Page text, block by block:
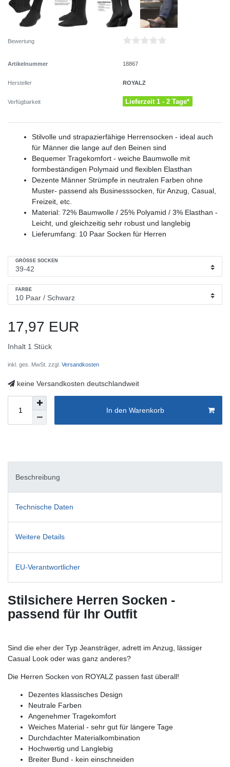
Bewertung
Artikelnummer 18867
Hersteller ROYALZ
Verfügbarkeit Lieferzeit 1 - 2 Tage*
Stilvolle und strapazierfähige Herrensocken - ideal auch
für Männer die lange auf den Beinen sind
Bequemer Tragekomfort - weiche Baumwolle mit
formbeständigen Polymaid und flexiblen Elasthan
Dezente Männer Strümpfe in neutralen Farben ohne
Muster- passend als Businesssocken, für Anzug, Casual,
Freizeit, etc.
Material: 72% Baumwolle / 25% Polyamid / 3% Elasthan -
Leicht, und gleichzeitig sehr robust und langlebig
Lieferumfang: 10 Paar Socken für Herren
GRÖSSE SOCKEN
FARBE
17,97 EUR
Inhalt 1 Stück
inkl. ges. MwSt. zzgl. Versandkosten
keine Versandkosten deutschlandweit
In den Warenkorb
Beschreibung
Technische Daten
Weitere Details
EU-Verantwortlicher
Stilsichere Herren Socken -
passend für Ihr Outfit
Sind die eher der Typ Jeansträger, adrett im Anzug, lässiger
Casual Look oder was ganz anderes?
Die Herren Socken von ROYALZ passen fast überall!
Dezentes klassisches Design
Neutrale Farben
Angenehmer Tragekomfort
Weiches Material - sehr gut für längere Tage
Durchdachter Materialkombination
Hochwertig und Langlebig
Breiter Bund - kein einschneiden